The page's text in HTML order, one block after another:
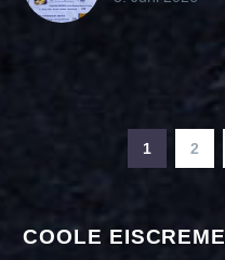
1 2
COOLE EISCREME